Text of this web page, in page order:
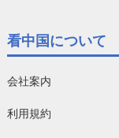
看中国について
会社案内
利用規約